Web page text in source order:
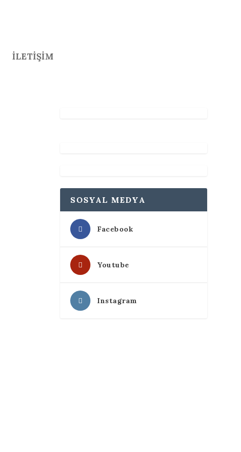
İLETİŞİM
SOSYAL MEDYA
Facebook
Youtube
Instagram